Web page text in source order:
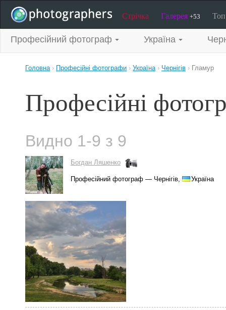
Стрічка Галерея +53
Професійний фотограф Україна
Головна› Професійні фотографи › Україна› Чернігів › Гламур
Професійні
Видно 1-9 з 9
Богдан Ляшенко
Професійний фотограф — Чернігів, Україна